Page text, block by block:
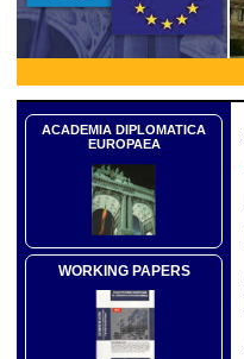
ACADEMIA DIPLOMATICA
EUROPAEA
WORKING PAPERS